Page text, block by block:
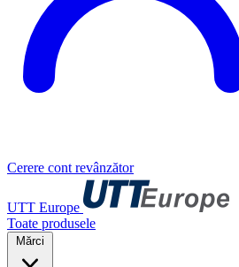
Cerere cont revânzător
UTT Europe
Toate produsele
Mărci